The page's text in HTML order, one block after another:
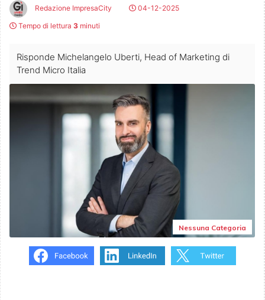
Redazione ImpresaCity
04-12-2025
Tempo di lettura 3 minuti
Risponde Michelangelo Uberti, Head of Marketing di
Trend Micro Italia
Nessuna Categoria